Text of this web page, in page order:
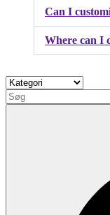
Can I
Where can I